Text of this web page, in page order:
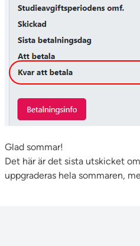
Glad sommar!
Det här är det sista utskicket
uppgraderas hela sommaren,